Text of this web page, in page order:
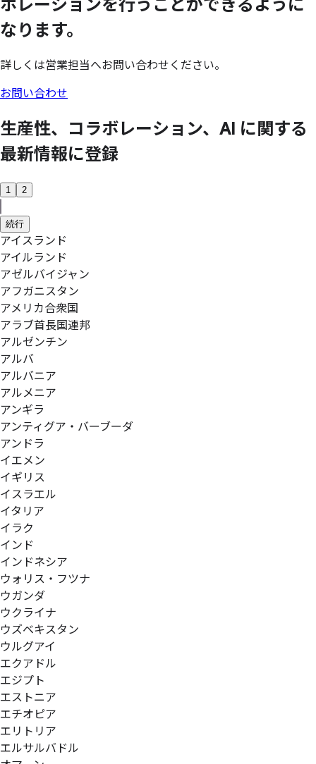
ボレーションを行うことができるように
なります。
詳しくは営業担当へお問い合わせください。
お問い合わせ
生産性、 コラボレーション、 AI に 関する
最新情報に登録
1 2
続行
アイスランド
アイルランド
アゼルバイジャン
アフガニスタン
アメリカ合衆国
アラブ首長国連邦
アルゼンチン
アルバ
アルバニア
アルメニア
アンギラ
アンティグア・バーブーダ
アンドラ
イエメン
イギリス
イスラエル
イタリア
イラク
インド
インドネシア
ウォリス・フツナ
ウガンダ
ウクライナ
ウズベキスタン
ウルグアイ
エクアドル
エジプト
エストニア
エチオピア
エリトリア
エルサルバドル